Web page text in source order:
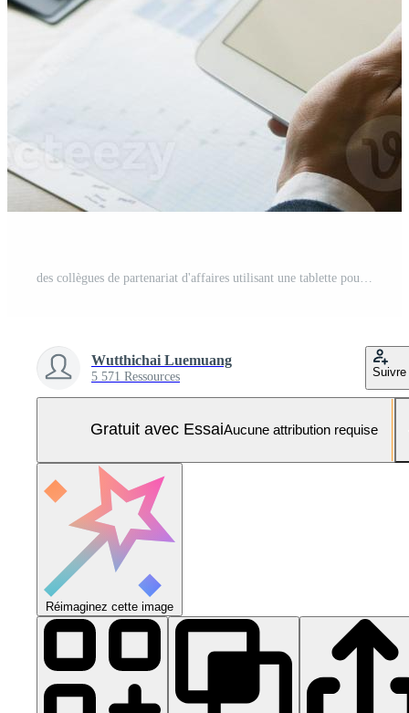
Wutthichai Luemuang
5 571 Ressources Suivre
Gratuit avec EssaiAucune attribution requise
Réimaginez cette image